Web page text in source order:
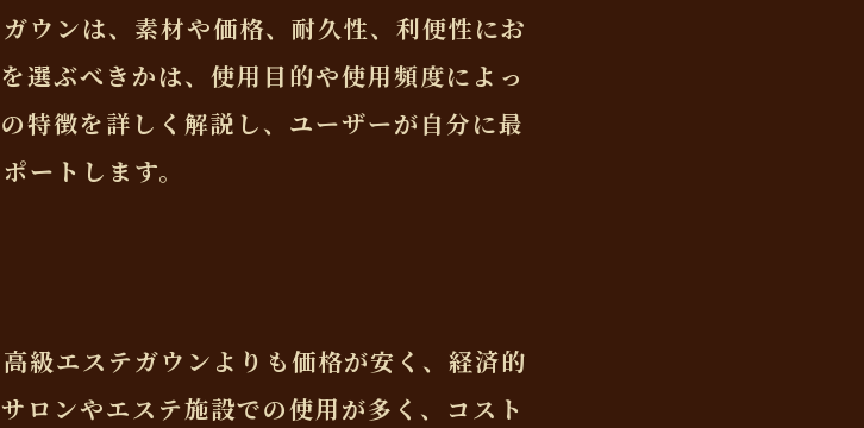
ウンは、素材や価格、耐久性、利便性にお
選ぶべきかは、使用目的や使用頻度によっ
特徴を詳しく解説し、ユーザーが自分に最
ートします。
級エステガウンよりも価格が安く、経済的
ロンやエステ施設での使用が多く、コスト